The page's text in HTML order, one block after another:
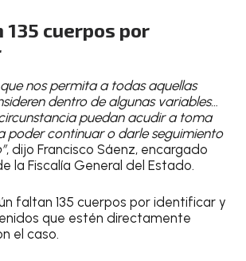
cuerpos por
nos permita a todas aquellas
dentro de algunas variables…
puedan acudir a toma
poder continuar o darle seguimiento
, dijo Francisco Sáenz, encargado
la Fiscalía General del Estado.
faltan 135 cuerpos por identificar y
que estén directamente
el caso.